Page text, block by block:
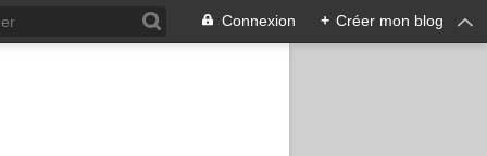
Connexion + Créer mon blog